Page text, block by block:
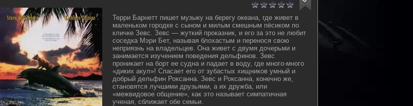
Терри Барнетт пишет музыку на берегу океана, где живет в
маленьком городке с сыном и милым смешным пёсиком по
кличке Зевс. Зевс — жуткий проказник, и его за это не любит
соседка Мэри Бет, называя блохастым и перенося свою
неприязнь на владельцев. Она живет с двумя дочерьми и
занимается изучением поведения дельфинов. Зевс
проникает на борт ее судна и падает в воду, где много-много
«диких акул»! Спасает его от зубастых хищников умный и
добрый дельфин Роксанна. Зевс и Роксанна, конечно же,
становятся лучшими друзьями, а их дружба, или
«межвидовое общение», как это называет симпатичная
ученая, сближает обе семьи.